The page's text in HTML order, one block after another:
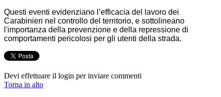
Questi eventi evidenziano l’efficacia del lavoro dei
Carabinieri nel controllo del territorio, e sottolineano
l'importanza della prevenzione e della repressione di
comportamenti pericolosi per gli utenti della strada.
Devi effettuare il login per inviare commenti
Torna in alto